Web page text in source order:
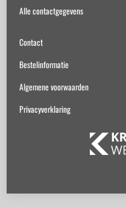
Alle contactgegevens
Contact
Bestelinformatie
Algemene voorwaarden
Privacyverklaring